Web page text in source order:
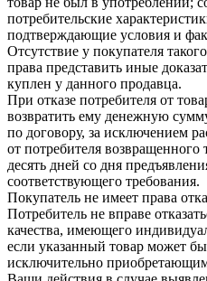
потребительские
подтверждающие условия и
Отсутствие у покупателя
права представить иные
куплен у данного продавца.
При отказе потребителя от
возвратить ему денежную
по договору, за исключением
от потребителя возвращенного
десять дней со дня
соответствующего требования.
Покупатель не имеет права
Потребитель не вправе
качества, имеющего
если указанный товар может
исключительно